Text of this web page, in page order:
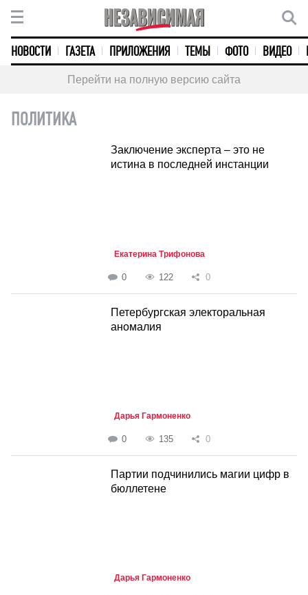
НОВОСТИ ГАЗЕТА ПРИЛОЖЕНИЯ ТЕМЫ ФОТО ВИДЕО
Перейти на полную версию сайта
ПОЛИТИКА
Заключение эксперта – это не
истина в последней инстанции
Екатерина Трифонова
0 122 0
Петербургская электоральная
аномалия
Дарья Гармоненко
0 135 0
Партии подчинились магии цифр в
бюллетене
Дарья Гармоненко